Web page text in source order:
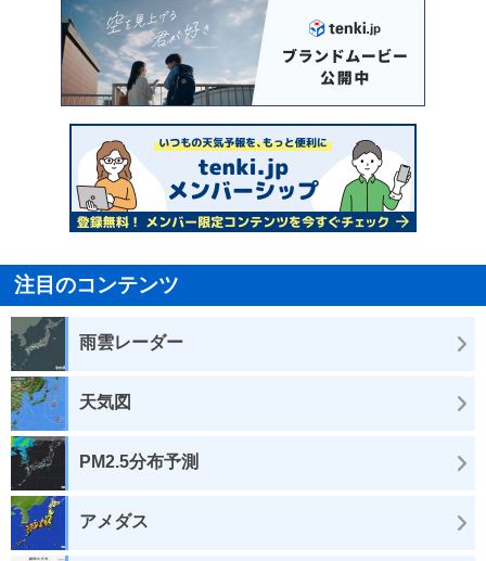
注目のコンテンツ
雨雲レーダー
天気図
PM2.5分布予測
アメダス